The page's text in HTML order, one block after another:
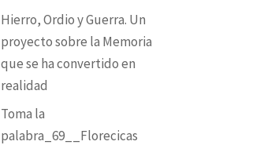
Hierro, Ordio y Guerra. Un
proyecto sobre la Memoria
que se ha convertido en
realidad
Toma la
palabra_69__Florecicas